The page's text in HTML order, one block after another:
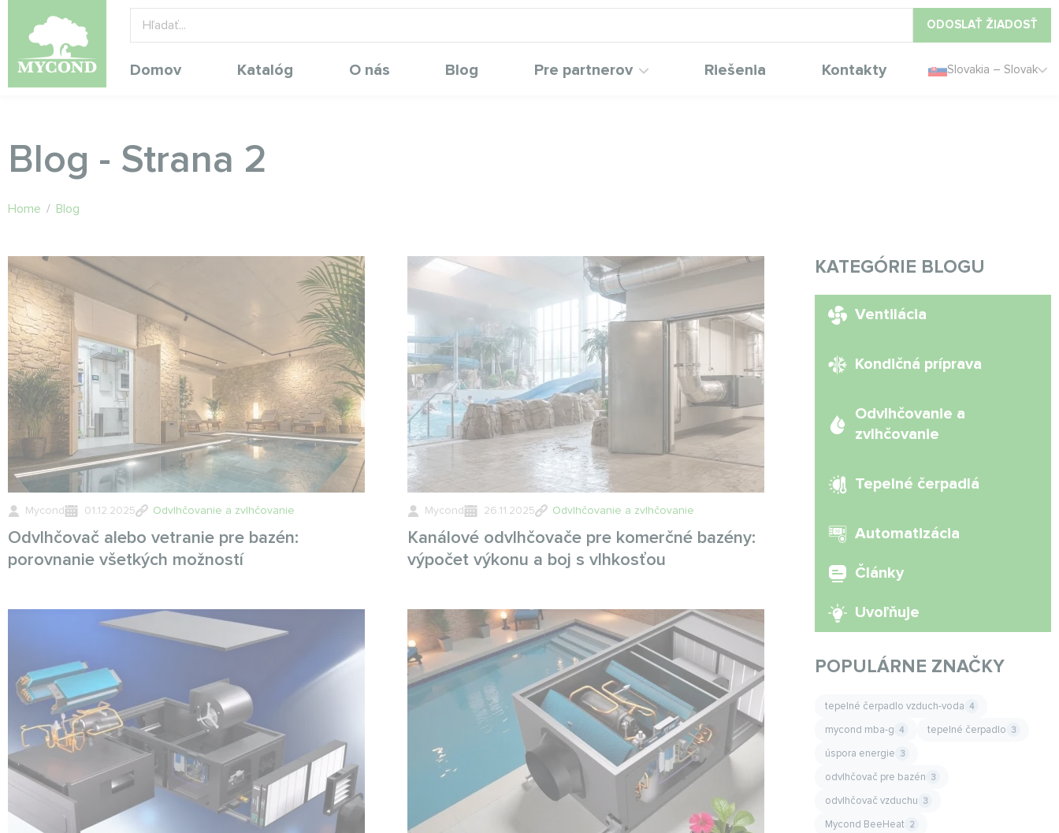
ODOSLAŤ ŽIADOSŤ
Domov Katalóg O nás Blog Pre partnerov Riešenia Kontakty Slovakia – Slovak
Blog - Strana 2
Home / Blog
Mycond 01.12.2025 Odvlhčovanie a zvlhčovanie
Odvlhčovač alebo vetranie pre bazén:
porovnanie všetkých možností
Mycond 26.11.2025 Odvlhčovanie a zvlhčovanie
Kanálové odvlhčovače pre komerčné bazény:
výpočet výkonu a boj s vlhkosťou
KATEGÓRIE BLOGU
Ventilácia
Kondičná príprava
Odvlhčovanie a
zvlhčovanie
Tepelné čerpadlá
Automatizácia
Články
Uvoľňuje
POPULÁRNE ZNAČKY
tepelné čerpadlo vzduch-voda 4
mycond mba-g 4 tepelné čerpadlo 3
úspora energie 3
odvlhčovač pre bazén 3
odvlhčovač vzduchu 3
Mycond BeeHeat 2